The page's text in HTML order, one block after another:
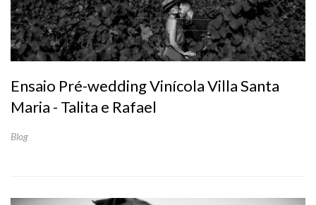
Ensaio Pré-wedding Vinícola Villa Santa
Maria - Talita e Rafael
Blog